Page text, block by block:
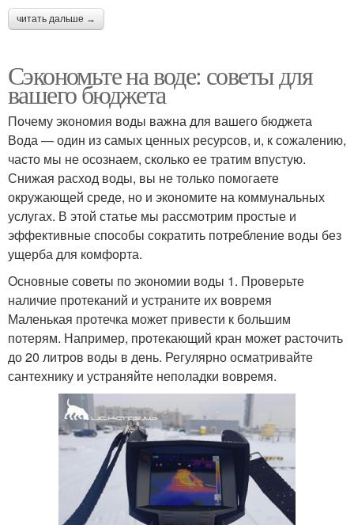
читать дальше →
Сэкономьте на воде: советы для
вашего бюджета
Почему экономия воды важна для вашего бюджета
Вода — один из самых ценных ресурсов, и, к сожалению,
часто мы не осознаем, сколько ее тратим впустую.
Снижая расход воды, вы не только помогаете
окружающей среде, но и экономите на коммунальных
услугах. В этой статье мы рассмотрим простые и
эффективные способы сократить потребление воды без
ущерба для комфорта.
Основные советы по экономии воды 1. Проверьте
наличие протеканий и устраните их вовремя
Маленькая протечка может привести к большим
потерям. Например, протекающий кран может расточить
до 20 литров воды в день. Регулярно осматривайте
сантехнику и устраняйте неполадки вовремя.